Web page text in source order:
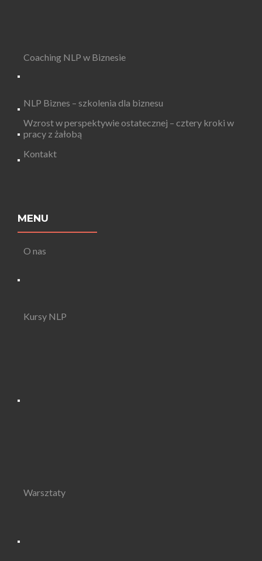
Coaching NLP w Biznesie
NLP Biznes – szkolenia dla biznesu
Wzrost w perspektywie ostatecznej – cztery kroki w
pracy z żałobą
Kontakt
MENU
O nas
Kursy NLP
Warsztaty